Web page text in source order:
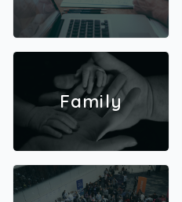
Family